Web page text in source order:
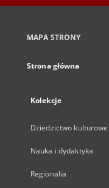
MAPA STRONY
Strona główna
Kolekcje
Dziedzictwo kulturowe
Nauka i dydaktyka
Regionalia